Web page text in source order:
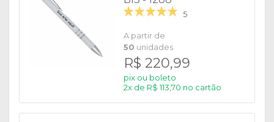
5
A partir de
50 unidades
R$ 220,99
pix ou boleto
2x de R$ 113,70 no cartão